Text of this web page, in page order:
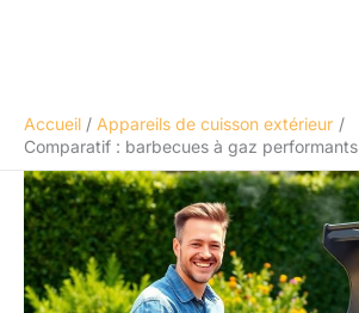
Accueil
Appareils de cuisson extérieur
Comparatif : barbecues à gaz performants